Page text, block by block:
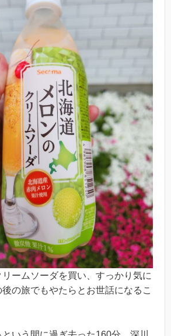
ームソーダを買い、すっかり気に
の旅でもやたらとお世話になるこ